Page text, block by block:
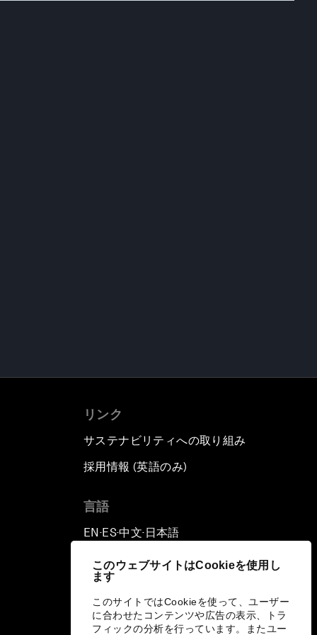
このウェブサイトはCookieを使用し
ます
このサイトではCookieを使って、ユーザー
に合わせたコンテンツや広告の表示、トラ
フィックの分析を行っています。またユー
リンク
サステナビリティへの取り組み
採用情報 (英語のみ)
言語
EN ▪ES▪中文▪ 日本語